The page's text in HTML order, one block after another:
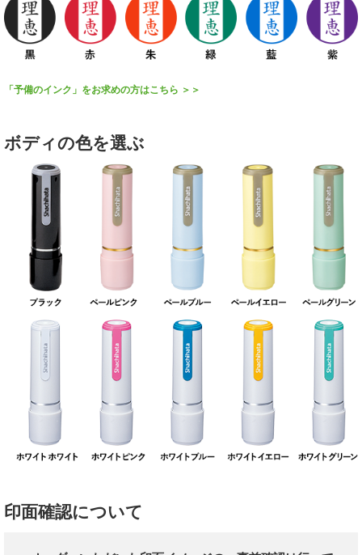
「予備のインク」をお求めの方はこちら ＞＞
ボディの色を選ぶ
印面確認について